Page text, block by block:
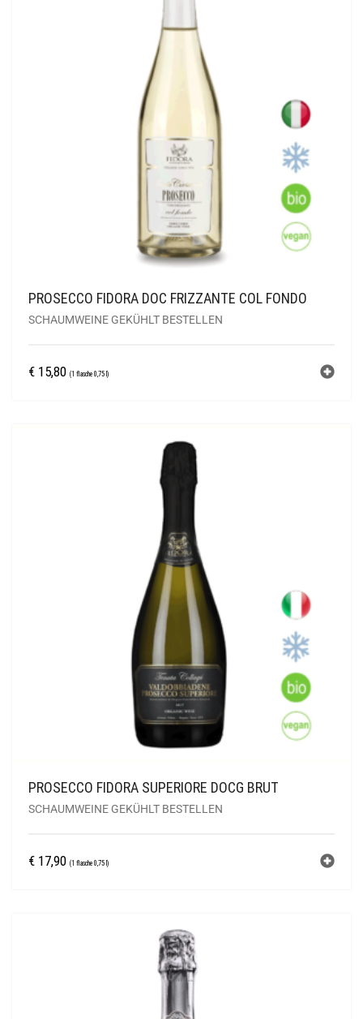
PROSECCO FIDORA DOC FRIZZANTE COL FONDO
SCHAUMWEINE GEKÜHLT BESTELLEN
€ 15,80 (1 flasche 0,75 l)
PROSECCO FIDORA SUPERIORE DOCG BRUT
SCHAUMWEINE GEKÜHLT BESTELLEN
€ 17,90 (1 flasche 0,75 l)